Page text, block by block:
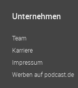
Unternehmen
Team
Karriere
Impressum
Werben auf podcast.de